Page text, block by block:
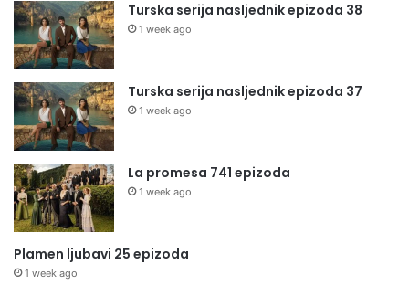
Turska serija nasljednik epizoda 38
1 week ago
Turska serija nasljednik epizoda 37
1 week ago
La promesa 741 epizoda
1 week ago
Plamen ljubavi 25 epizoda
1 week ago